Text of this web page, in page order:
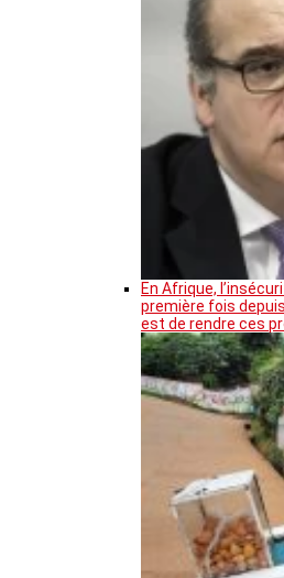
En Afrique,
première fois
est de rendre ces